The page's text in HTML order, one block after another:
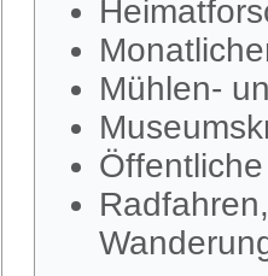
Mühlen-